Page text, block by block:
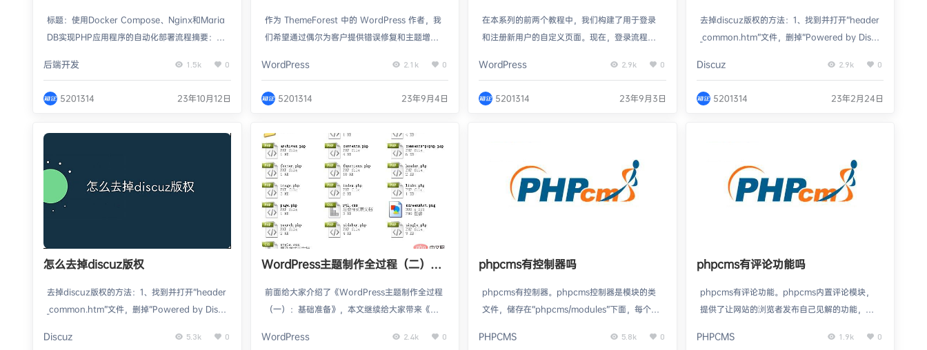
部署流程
标题：使用Docker Compose、Nginx和Maria
DB实现PHP应用程序的自动化部署流程摘要：本
和MariaDB来自动化部署PHP应用程序。我们将
序，并使用Nginx作为反向代理服务器，同时与
后端开发 1.5k 0
5201314 23年10月12日
作为 ThemeForest 中的 WordPress 作者，我
们希望通过偶尔为客户提供错误修复和主题增强
是如何在有更新可供下载时通知我们的用户。 在
程序实现中进行编码。虽然现在有一个复选框可
仍然必须针对每个项目打开它，并手动执行主题
更新。 如果更新通知显示在 Wo…
WordPress 2.1k 0
5201314 23年9月4日
在本系列的前两个教程中，我们构建了用于登录
和注册新用户的自定义页面。现在，登录流程中
密码并想要重置 WordPress 密码，会发生什
们在整个系列中构建的个性化登录插件。 Word
WordPress 2.9k 0
5201314 23年9月3日
去掉discuz版权的方法：1、找到并打开“header
_common.htm”文件，删掉“Powered by Disc
删掉“Powered by ME”内容即可。本教程操作环
G3电脑怎么去掉discuz版权？【Discuz】去除
Discuz 2.9k 0
5201314 23年2月24日
怎么去掉discuz版权
去掉discuz版权的方法：1、找到并打开“header
_common.htm”文件，删掉“Powered by Disc
删掉“Powered by ME”内容即可。本教程操作环
Discuz 5.3k 0
WordPress主题制作全过程（二）：
前面给大家介绍了《WordPress主题制作全过程
（一）：基础准备》，本文继续给大家带来《Wo
成》，下面一起来看一下吧~在开始制作WordPr
WordPress 2.4k 0
phpcms有控制器吗
phpcms有控制器。phpcms控制器是模块的类
文件，储存在“phpcms/modules”下面，每个模
名”格式；控制器类默认继承系统的函数库，可以
PHPCMS 5.8k 0
phpcms有评论功能吗
phpcms有评论功能。phpcms内置评论模块，
提供了让网站的浏览者发布自己见解的功能，使
加网站人气。PHPCMS的评论用户留言的功能，
PHPCMS 1.9k 0